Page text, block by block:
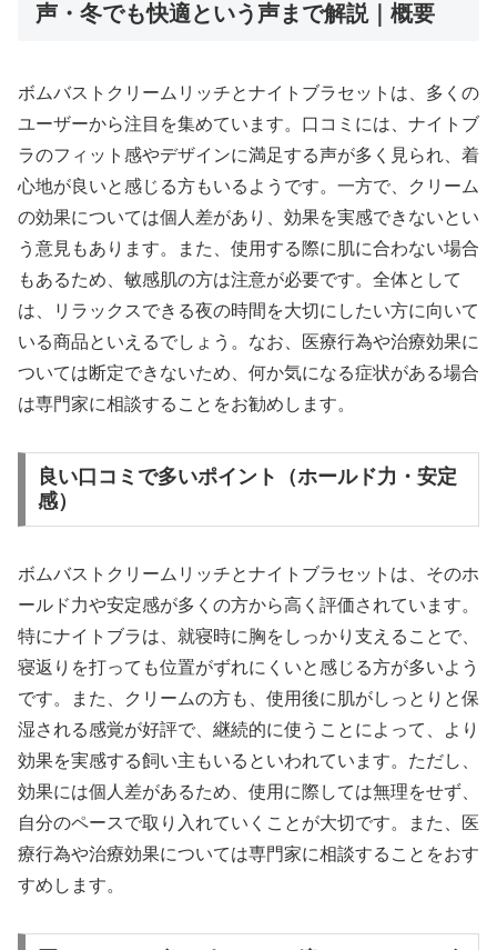
声・冬でも快適という声まで解説｜概要
ボムバストクリームリッチとナイトブラセットは、多くの
ユーザーから注目を集めています。口コミには、ナイトブ
ラのフィット感やデザインに満足する声が多く見られ、着
心地が良いと感じる方もいるようです。一方で、クリーム
の効果については個人差があり、効果を実感できないとい
う意見もあります。また、使用する際に肌に合わない場合
もあるため、敏感肌の方は注意が必要です。全体として
は、リラックスできる夜の時間を大切にしたい方に向いて
いる商品といえるでしょう。なお、医療行為や治療効果に
ついては断定できないため、何か気になる症状がある場合
は専門家に相談することをお勧めします。
良い口コミで多いポイント（ホールド力・安定
感）
ボムバストクリームリッチとナイトブラセットは、そのホ
ールド力や安定感が多くの方から高く評価されています。
特にナイトブラは、就寝時に胸をしっかり支えることで、
寝返りを打っても位置がずれにくいと感じる方が多いよう
です。また、クリームの方も、使用後に肌がしっとりと保
湿される感覚が好評で、継続的に使うことによって、より
効果を実感する飼い主もいるといわれています。ただし、
効果には個人差があるため、使用に際しては無理をせず、
自分のペースで取り入れていくことが大切です。また、医
療行為や治療効果については専門家に相談することをおす
すめします。